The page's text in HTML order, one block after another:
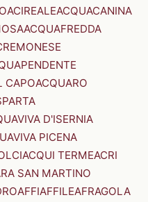
ACIREALEACQUACANINA
ACQUAFREDDA
CAPOACQUARO
D'ISERNIA
PICENA
ACQUI TERMEACRI
SAN MARTINO
AFFIAFFILEAFRAGOLA